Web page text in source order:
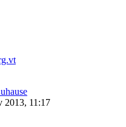
2013, 11:17